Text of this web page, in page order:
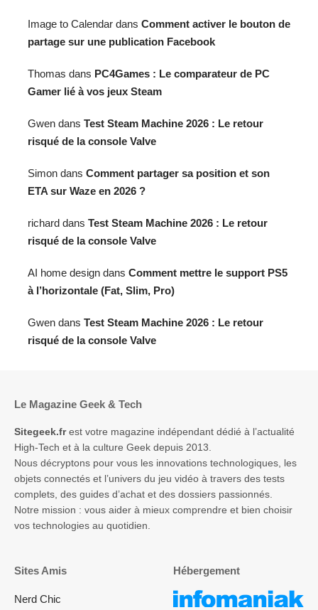
Image to Calendar dans Comment activer le bouton de
partage sur une publication Facebook
Thomas dans PC4Games : Le comparateur de PC
Gamer lié à vos jeux Steam
Gwen dans Test Steam Machine 2026 : Le retour
risqué de la console Valve
Simon dans Comment partager sa position et son
ETA sur Waze en 2026 ?
richard dans Test Steam Machine 2026 : Le retour
risqué de la console Valve
AI home design dans Comment mettre le support PS5
à l’horizontale (Fat, Slim, Pro)
Gwen dans Test Steam Machine 2026 : Le retour
risqué de la console Valve
Le Magazine Geek & Tech
Sitegeek.frest votre magazine indépendant dédié à l’actualité
High-Tech et à la culture Geek depuis 2013.
Nous décryptons pour vous les innovations technologiques, les
objets connectés et l’univers du jeu vidéo à travers des tests
complets, des guides d’achat et des dossiers passionnés.
Notre mission : vous aider à mieux comprendre et bien choisir
vos technologies au quotidien.
Sites Amis
Nerd Chic
Hébergement